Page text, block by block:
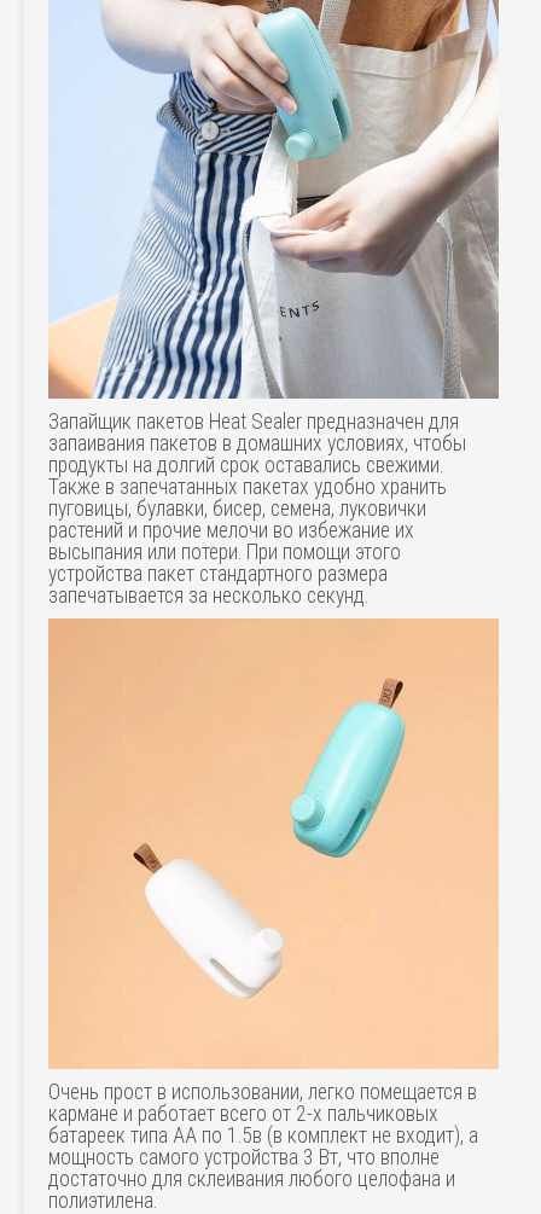
Запайщик пакетов Heat Sealer предназначен для
запаивания пакетов в домашних условиях, чтобы
продукты на долгий срок оставались свежими.
Также в запечатанных пакетах удобно хранить
пуговицы, булавки, бисер, семена, луковички
растений и прочие мелочи во избежание их
высыпания или потери. При помощи этого
устройства пакет стандартного размера
запечатывается за несколько секунд.
Очень прост в использовании, легко помещается в
кармане и работает всего от 2-х пальчиковых
батареек типа АА по 1.5в (в комплект не входит), а
мощность самого устройства 3 Вт, что вполне
достаточно для склеивания любого целофана и
полиэтилена.